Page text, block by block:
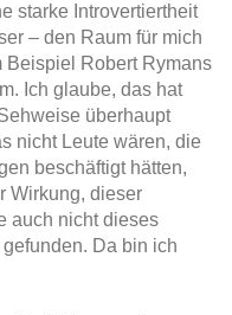
starke Introvertiertheit
– den Raum für mich
Beispiel Robert Rymans
Ich glaube, das hat
überhaupt
nicht Leute wären, die
beschäftigt hätten,
Wirkung, dieser
auch nicht dieses
Da bin ich